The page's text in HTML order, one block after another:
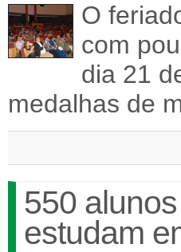
O
com
dia 21
medalhas de
550
estudam